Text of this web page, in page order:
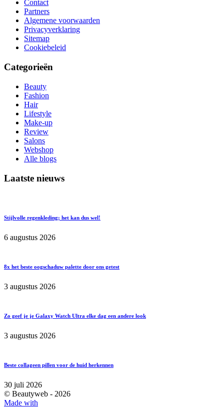
Contact
Partners
Algemene voorwaarden
Privacyverklaring
Sitemap
Cookiebeleid
Categorieën
Beauty
Fashion
Hair
Lifestyle
Make-up
Review
Salons
Webshop
Alle blogs
Laatste nieuws
Stijlvolle regenkleding; het kan dus wel!
6 augustus 2026
8x het beste oogschaduw palette door ons getest
3 augustus 2026
Zo geef je je Galaxy Watch Ultra elke dag een andere look
3 augustus 2026
Beste collageen pillen voor de huid herkennen
30 juli 2026
© Beautyweb - 2026
Made with